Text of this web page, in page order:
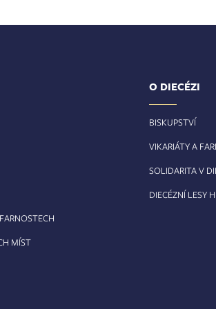
MÍST
O DIECÉZI
BISKUPSTVÍ
VIKARIÁTY A
SOLIDARITA V
DIECÉZNÍ LESY